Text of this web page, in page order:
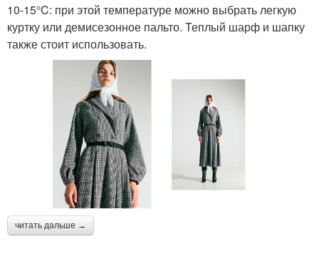
10-15°C: при этой температуре можно выбрать легкую
куртку или демисезонное пальто. Теплый шарф и шапку
также стоит использовать.
читать дальше →